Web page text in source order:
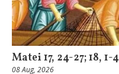
Matei 17, 24-27; 18, 1-4
08 Aug, 2026